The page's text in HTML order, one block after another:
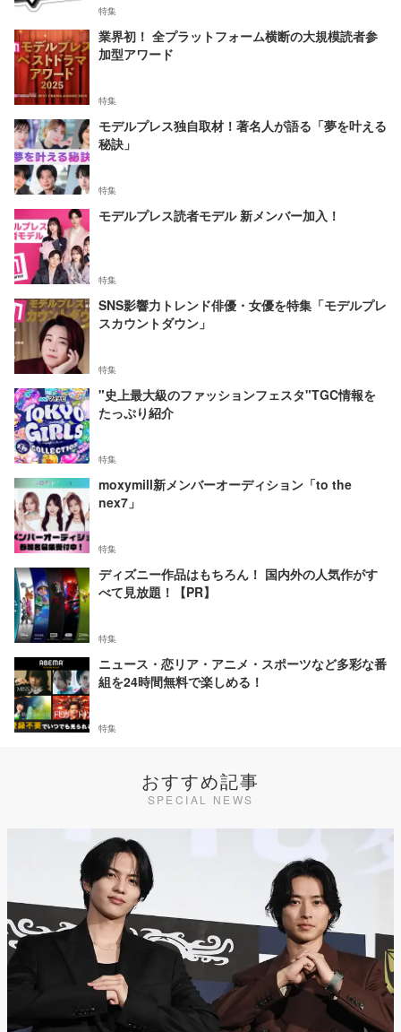
特集
業界初！ 全プラットフォーム横断の大規模読者参
加型アワード
特集
モデルプレス独自取材！著名人が語る「夢を叶える
秘訣」
特集
モデルプレス読者モデル 新メンバー加入！
特集
SNS影響力トレンド俳優・女優を特集「モデルプレ
スカウントダウン」
特集
"史上最大級のファッションフェスタ"TGC情報を
たっぷり紹介
特集
moxymill新メンバーオーディション「to the
nex7」
特集
ディズニー作品はもちろん！ 国内外の人気作がす
べて見放題！【PR】
特集
ニュース・恋リア・アニメ・スポーツなど多彩な番
組を24時間無料で楽しめる！
特集
おすすめ記事
SPECIAL NEWS